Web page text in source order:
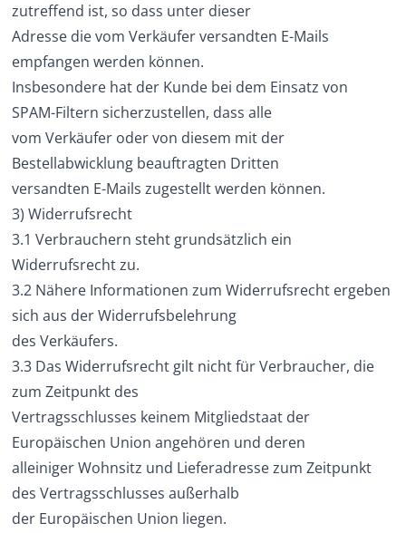
zutreffend ist, so dass unter dieser
Adresse die vom Verkäufer versandten E-Mails
empfangen werden können.
Insbesondere hat der Kunde bei dem Einsatz von
SPAM-Filtern sicherzustellen, dass alle
vom Verkäufer oder von diesem mit der
Bestellabwicklung beauftragten Dritten
versandten E-Mails zugestellt werden können.
3) Widerrufsrecht
3.1 Verbrauchern steht grundsätzlich ein
Widerrufsrecht zu.
3.2 Nähere Informationen zum Widerrufsrecht ergeben
sich aus der Widerrufsbelehrung
des Verkäufers.
3.3 Das Widerrufsrecht gilt nicht für Verbraucher, die
zum Zeitpunkt des
Vertragsschlusses keinem Mitgliedstaat der
Europäischen Union angehören und deren
alleiniger Wohnsitz und Lieferadresse zum Zeitpunkt
des Vertragsschlusses außerhalb
der Europäischen Union liegen.